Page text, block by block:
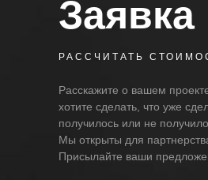
Заявка
РАССЧИТАТЬ
Расскажите о вашем
хотите сделать, что уже
получилось или не
Мы открыты для
Присылайте ваши